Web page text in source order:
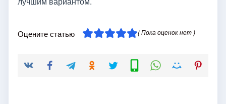
Оцените статью ( Пока оценок нет )